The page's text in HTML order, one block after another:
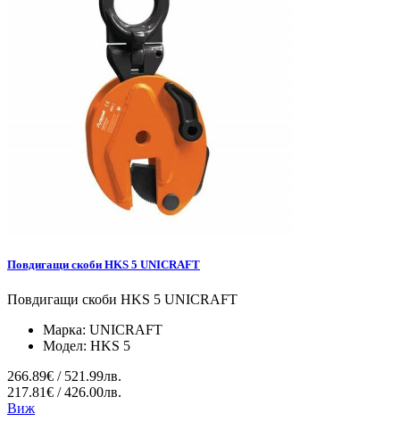
Повдигащи скоби HKS 5 UNICRAFT
Повдигащи скоби HKS 5 UNICRAFT
Марка: UNICRAFT
Модел: HKS 5
266.89€ / 521.99лв.
217.81€ / 426.00лв.
Виж